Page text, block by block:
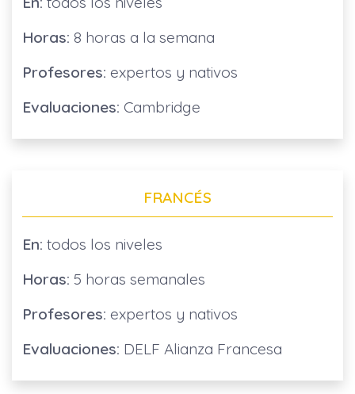
Horas: 8 horas a la semana
Profesores: expertos y nativos
Evaluaciones: Cambridge
FRANCÉS
En: todos los niveles
Horas: 5 horas semanales
Profesores: expertos y nativos
Evaluaciones: DELF Alianza Francesa